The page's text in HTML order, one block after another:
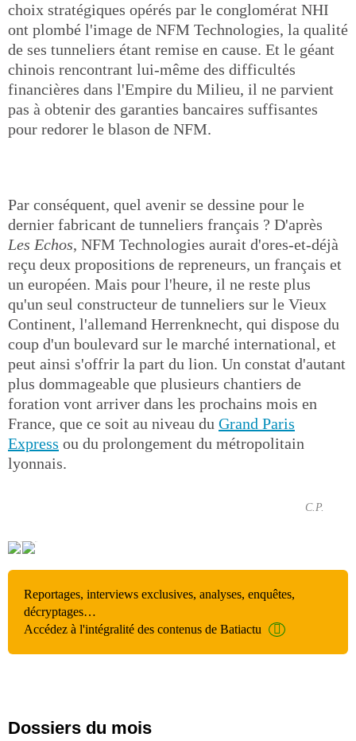
choix stratégiques opérés par le conglomérat NHI
ont plombé l'image de NFM Technologies, la qualité
de ses tunneliers étant remise en cause. Et le géant
chinois rencontrant lui-même des difficultés
financières dans l'Empire du Milieu, il ne parvient
pas à obtenir des garanties bancaires suffisantes
pour redorer le blason de NFM.
Par conséquent, quel avenir se dessine pour le
dernier fabricant de tunneliers français ? D'après
Les Echos, NFM Technologies aurait d'ores-et-déjà
reçu deux propositions de repreneurs, un français et
un européen. Mais pour l'heure, il ne reste plus
qu'un seul constructeur de tunneliers sur le Vieux
Continent, l'allemand Herrenknecht, qui dispose du
coup d'un boulevard sur le marché international, et
peut ainsi s'offrir la part du lion. Un constat d'autant
plus dommageable que plusieurs chantiers de
foration vont arriver dans les prochains mois en
France, que ce soit au niveau du Grand Paris
Express ou du prolongement du métropolitain
lyonnais.
C.P.
Reportages, interviews exclusives, analyses, enquêtes,
décryptages…
Accédez à l'intégralité des contenus de Batiactu
Dossiers du mois